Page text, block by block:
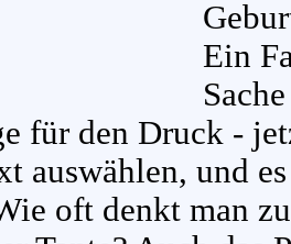
Ein
für den Druck -
auswählen, und
oft denkt man